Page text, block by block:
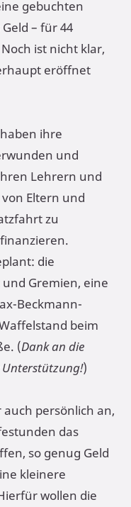
gebuchten
– für 44
ist nicht klar,
eröffnet
ihre
und
Lehrern und
Eltern und
zu
die
Gremien, eine
Beckmann-
beim
(Dank an die
)
auch persönlich an,
das
so genug Geld
kleinere
wollen die